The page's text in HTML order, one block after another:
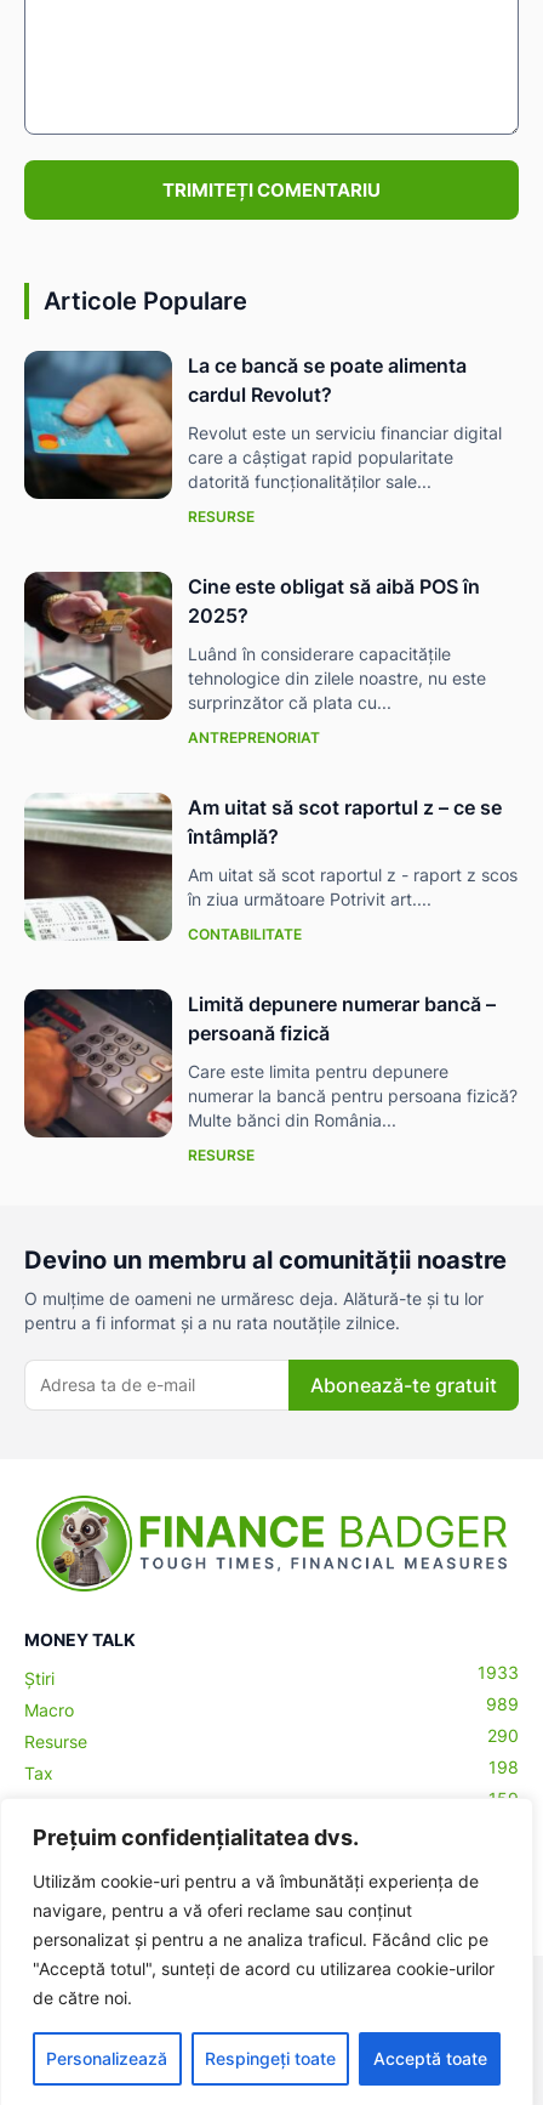
Prețuim confidențialitatea dvs.
Utilizăm cookie-uri pentru a vă îmbunătăți experiența de
navigare, pentru a vă oferi reclame sau conținut
personalizat și pentru a ne analiza traficul. Făcând clic pe
"Acceptă totul", sunteți de acord cu utilizarea cookie-urilor
de către noi.
Personalizează Respingeți toate Acceptă toate
Articole Populare
La ce bancă se poate alimenta
cardul Revolut?
Revolut este un serviciu financiar digital
care a câștigat rapid popularitate
datorită funcționalităților sale...
RESURSE
Cine este obligat să aibă POS în
2025?
Luând în considerare capacitățile
tehnologice din zilele noastre, nu este
surprinzător că plata cu...
ANTREPRENORIAT
Am uitat să scot raportul z – ce se
întâmplă?
Am uitat să scot raportul z - raport z scos
în ziua următoare Potrivit art....
CONTABILITATE
Limită depunere numerar bancă –
persoană fizică
Care este limita pentru depunere
numerar la bancă pentru persoana fizică?
Multe bănci din România...
RESURSE
Devino un membru al comunității noastre
O mulțime de oameni ne urmăresc deja. Alătură-te și tu lor
pentru a fi informat și a nu rata noutățile zilnice.
Abonează-te gratuit
MONEY TALK
Știri
1933
Macro
989
Resurse
290
Tax
198
159
Contabilitate
Crypto
© BadgerHub - Toate drepturile rezervate -
Publicitate
Made with ♥ in Romania